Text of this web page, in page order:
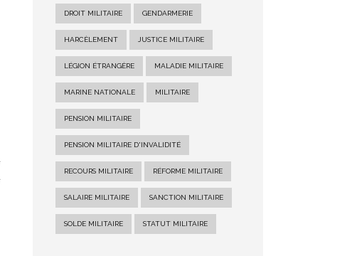
DROIT MILITAIRE GENDARMERIE
HARCÈLEMENT JUSTICE MILITAIRE
LÉGION ÉTRANGÈRE MALADIE MILITAIRE
MARINE NATIONALE MILITAIRE
PENSION MILITAIRE
PENSION MILITAIRE D'INVALIDITÉ
RECOURS MILITAIRE RÉFORME MILITAIRE
SALAIRE MILITAIRE SANCTION MILITAIRE
SOLDE MILITAIRE STATUT MILITAIRE